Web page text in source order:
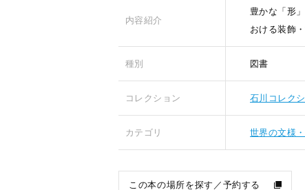
内容紹介
豊かな「形
おける装飾
種別 図書
コレクション 石川コレク
カテゴリ 世界の文様
この本の場所を探す／予約する